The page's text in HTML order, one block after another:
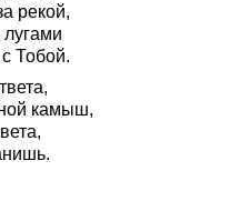
рекой,
Тобой.
камыш,